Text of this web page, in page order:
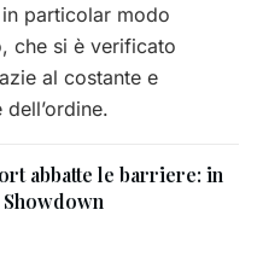
particolar modo
che si è verificato
al costante e
abbatte le barriere: in